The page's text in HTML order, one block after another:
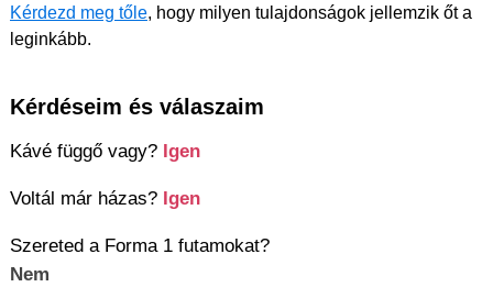
Kérdezd meg tőle, hogy milyen tulajdonságok jellemzik őt a
leginkább.
Kérdéseim és válaszaim
Kávé függő vagy? Igen
Voltál már házas? Igen
Szereted a Forma 1 futamokat?
Nem